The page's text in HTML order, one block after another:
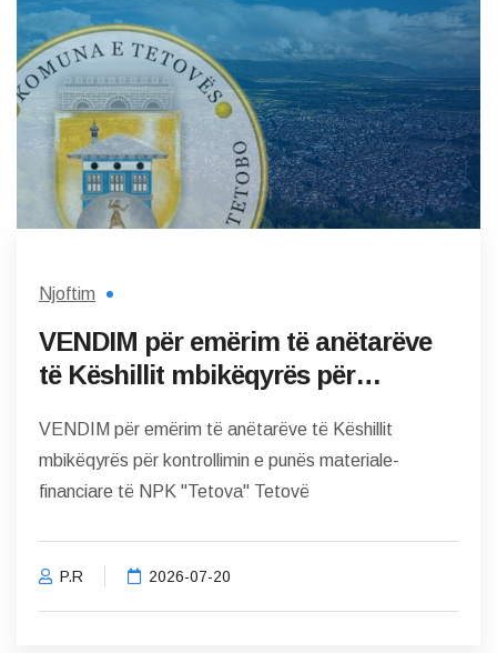
Njoftim
VENDIM për emërim të anëtarëve
të Këshillit mbikëqyrës për
financiare të NPK "Tetova" Tetovë
VENDIM për emërim të anëtarëve të Këshillit
mbikëqyrës për kontrollimin e punës materiale-
financiare të NPK "Tetova" Tetovë
P.R 2026-07-20